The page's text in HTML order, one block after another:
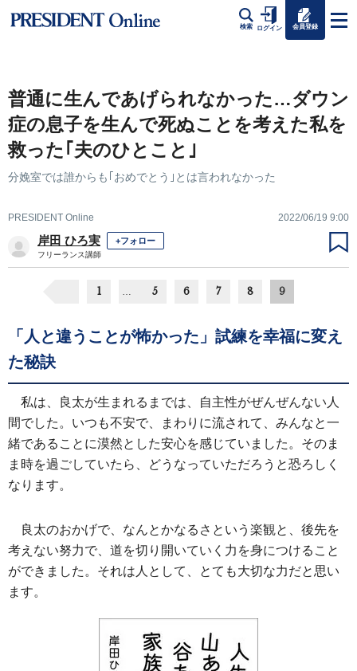
検索 ログイン 会員登録
普通に生んであげられなかった…ダウン
症の息子を生んで死ぬことを考えた私を
救った｢夫のひとこと｣
分娩室では誰からも｢おめでとう｣とは言われなかった
PRESIDENT Online 2022/06/19 9:00
岸田 ひろ実 +フォロー
フリーランス講師
1 … 5 6 7 8 9
「人と違うことが怖かった」試練を幸福に変え
た秘訣
私は、良太が生まれるまでは、自主性がぜんぜんない人
間でした。いつも不安で、まわりに流されて、みんなと一
緒であることに漠然とした安心を感じていました。そのま
ま時を過ごしていたら、どうなっていただろうと恐ろしく
なります。
良太のおかげで、なんとかなるさという楽観と、後先を
考えない努力で、道を切り開いていく力を身につけること
ができました。それは人として、とても大切な力だと思い
ます。